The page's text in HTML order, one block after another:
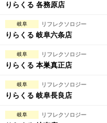
りらくる 各務原店
岐阜 リフレクソロジー
りらくる 岐阜六条店
岐阜 リフレクソロジー
りらくる 本巣真正店
岐阜 リフレクソロジー
りらくる 岐阜長良店
岐阜 リフレクソロジー